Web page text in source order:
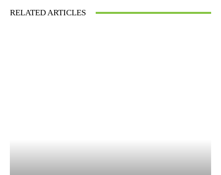
RELATED ARTICLES